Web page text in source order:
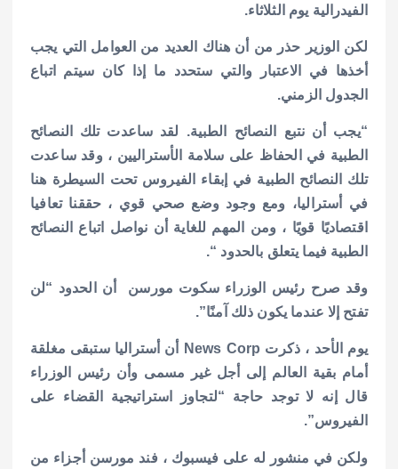
الفيدرالية يوم الثلاثاء.
لكن الوزير حذر من أن هناك العديد من العوامل التي يجب
أخذها في الاعتبار والتي ستحدد ما إذا كان سيتم اتباع
الجدول الزمني.
“يجب أن نتبع النصائح الطبية. لقد ساعدت تلك النصائح
الطبية في الحفاظ على سلامة الأستراليين ، وقد ساعدت
تلك النصائح الطبية في إبقاء الفيروس تحت السيطرة هنا
في أستراليا، ومع وجود وضع صحي قوي ، حققنا تعافيا
اقتصاديًا قويًا ، ومن المهم للغاية أن نواصل اتباع النصائح
الطبية فيما يتعلق بالحدود “.
وقد صرح رئيس الوزراء سكوت مورسن أن الحدود “لن
تفتح إلا عندما يكون ذلك آمنًا”.
يوم الأحد ، ذكرت News Corp أن أستراليا ستبقى مغلقة
أمام بقية العالم إلى أجل غير مسمى وأن رئيس الوزراء
قال إنه لا توجد حاجة “لتجاوز استراتيجية القضاء على
الفيروس”.
ولكن في منشور له على فيسبوك ، فند مورسن أجزاء من